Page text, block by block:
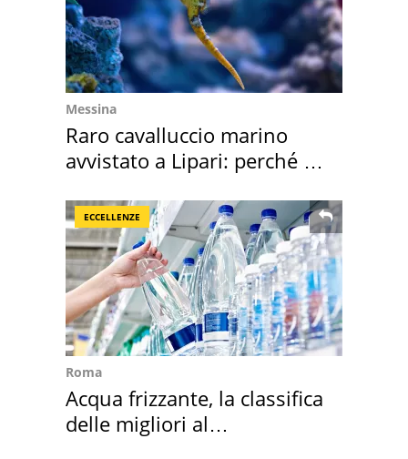
Messina
Raro cavalluccio marino
avvistato a Lipari: perché è
ECCELLENZE
Roma
Acqua frizzante, la classifica
delle migliori al